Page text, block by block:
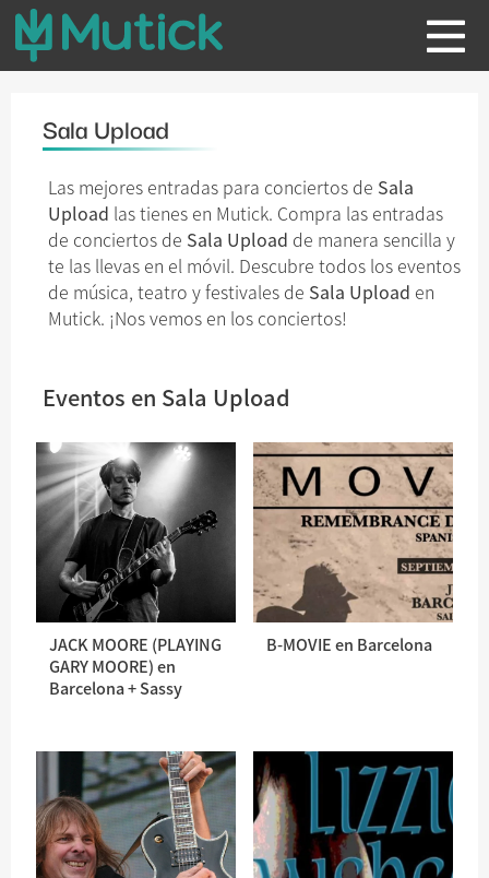
Sala Upload
Las mejores entradas para conciertos de Sala
Upload las tienes en Mutick. Compra las entradas
de conciertos de Sala Upload de manera sencilla y
te las llevas en el móvil. Descubre todos los eventos
de música, teatro y festivales de Sala Upload en
Mutick. ¡Nos vemos en los conciertos!
Eventos en Sala Upload
JACK MOORE (PLAYING
GARY MOORE) en
Barcelona + Sassy
B-MOVIE en Barcelona